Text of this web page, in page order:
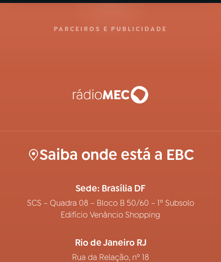
PARCEIROS E PUBLICIDADE
Saiba onde está a EBC
Sede: Brasília DF
SCS – Quadra 08 – Bloco B 50/60 – 1º Subsolo
Edifício Venâncio Shopping
Rio de Janeiro RJ
Rua da Relação, nº 18